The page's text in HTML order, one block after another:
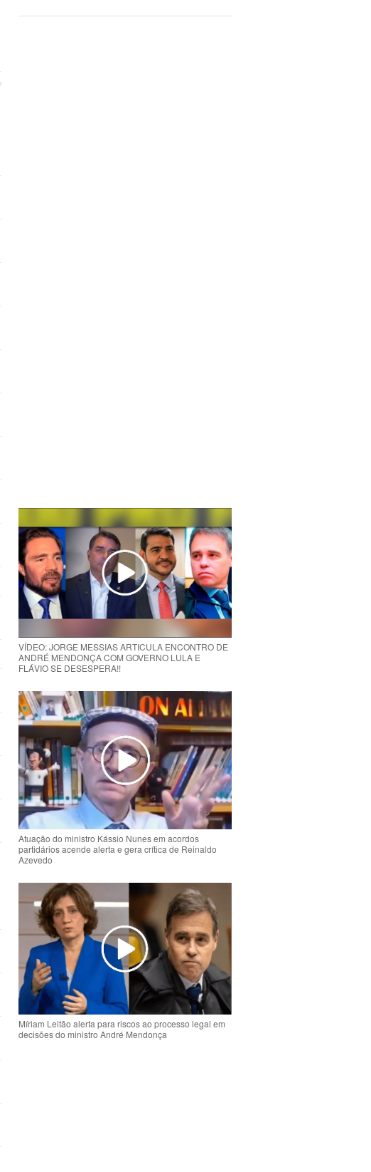
VÍDEO: JORGE MESSIAS ARTICULA ENCONTRO DE
ANDRÉ MENDONÇA COM GOVERNO LULA E
FLÁVIO SE DESESPERA!!
Atuação do ministro Kássio Nunes em acordos
partidários acende alerta e gera crítica de Reinaldo
Azevedo
Míriam Leitão alerta para riscos ao processo legal em
decisões do ministro André Mendonça